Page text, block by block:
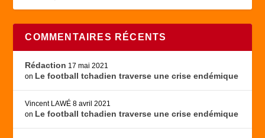
COMMENTAIRES RÉCENTS
Rédaction 17 mai 2021
on Le football tchadien traverse une crise endémique
Vincent LAWÉ 8 avril 2021
on Le football tchadien traverse une crise endémique